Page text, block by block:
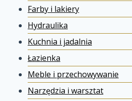
Farby i lakiery
Hydraulika
Kuchnia i jadalnia
Łazienka
Meble i przechowywanie
Narzędzia i warsztat